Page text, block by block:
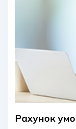
Рахунок